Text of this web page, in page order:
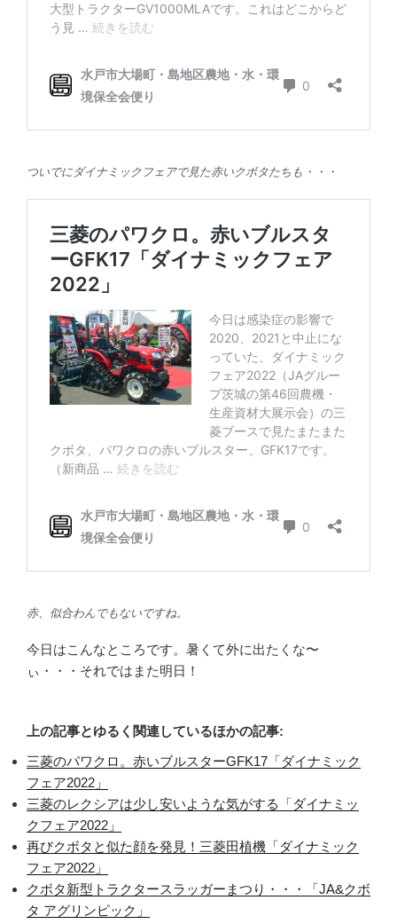
ついでにダイナミックフェアで見た赤いクボタたちも・・・
赤、似合わんでもないですね。
今日はこんなところです。暑くて外に出たくな〜
ぃ・・・それではまた明日！
上の記事とゆるく関連しているほかの記事:
三菱のパワクロ。赤いブルスターGFK17「ダイナミック
フェア2022」
三菱のレクシアは少し安いような気がする「ダイナミッ
クフェア2022」
再びクボタと似た顔を発見！三菱田植機「ダイナミック
フェア2022」
クボタ新型トラクタースラッガーまつり・・・「JA&クボ
タ アグリンピック」